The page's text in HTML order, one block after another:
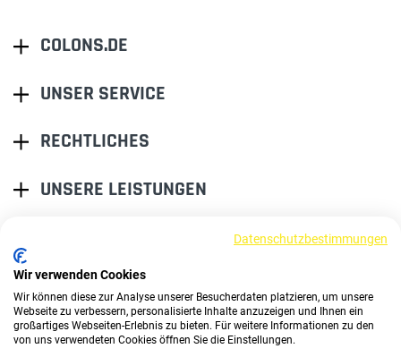
COLONS.DE
UNSER SERVICE
RECHTLICHES
UNSERE LEISTUNGEN
ALLES BEI EINEM.
Datenschutzbestimmungen
Wir verwenden Cookies
Wir können diese zur Analyse unserer Besucherdaten platzieren, um unsere
Webseite zu verbessern, personalisierte Inhalte anzuzeigen und Ihnen ein
großartiges Webseiten-Erlebnis zu bieten. Für weitere Informationen zu den
von uns verwendeten Cookies öffnen Sie die Einstellungen.